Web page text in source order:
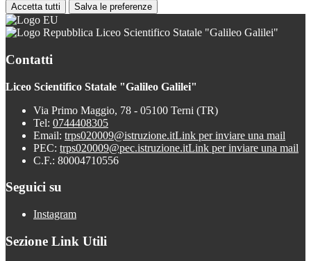
Accetta tutti Salva le preferenze
Liceo Scientifico Statale "Galileo Galilei"
Contatti
Liceo Scientifico Statale "Galileo Galilei"
Via Primo Maggio, 78 - 05100 Terni (TR)
Tel: 0744408305
Email: trps020009@istruzione.itLink per inviare una mail
PEC: trps020009@pec.istruzione.itLink per inviare una mail
C.F.: 80004710556
Seguici su
Instagram
Sezione Link Utili